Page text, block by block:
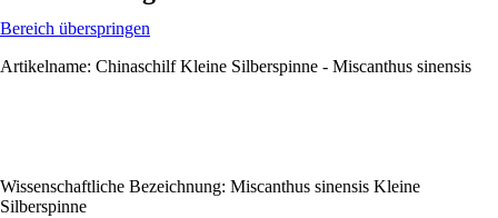
Bereich überspringen
Artikelname: Chinaschilf Kleine Silberspinne - Miscanthus sinensis
Wissenschaftliche Bezeichnung: Miscanthus sinensis Kleine
Silberspinne